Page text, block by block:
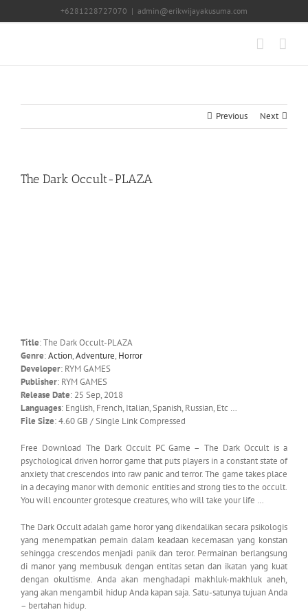
+6281228727070 | admin@erikwijayakusuma.com
Previous Next
The Dark Occult-PLAZA
Title: The Dark Occult-PLAZA
Genre:Action,Adventure, Horror
Developer: RYM GAMES
Publisher: RYM GAMES
Release Date: 25 Sep, 2018
Languages: English, French, Italian, Spanish, Russian, Etc …
File Size: 4.60 GB / Single Link Compressed
Free Download The Dark Occult PC Game – The Dark Occult is a
psychological driven horror game that puts players in a constant state of
anxiety that crescendos into raw panic and terror. The game takes place
in a decaying manor with demonic entities and strong ties to the occult.
You will encounter grotesque creatures, who will take your life …
The Dark Occult adalah game horor yang dikendalikan secara psikologis
yang menempatkan pemain dalam keadaan kecemasan yang konstan
sehingga crescendos menjadi panik dan teror. Permainan berlangsung
di manor yang membusuk dengan entitas setan dan ikatan yang kuat
dengan okultisme. Anda akan menghadapi makhluk-makhluk aneh,
yang akan mengambil hidup Anda kapan saja. Satu-satunya tujuan Anda
– bertahan hidup.